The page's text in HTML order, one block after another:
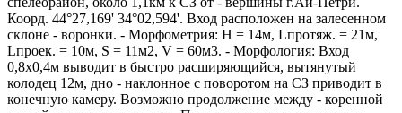
Коорд. 44°27,169' 34°02,594'. Вход расположен на залесенном
склоне - воронки. - Морфометрия: Н = 14м, Lпротяж. = 21м,
Lпроек. = 10м, S = 11м2, V = 60м3. - Морфология: Вход
0,8х0,4м выводит в быстро расширяющийся, вытянутый
колодец 12м, дно - наклонное с поворотом на СЗ приводит в
конечную камеру. Возможно продолжение между - коренной